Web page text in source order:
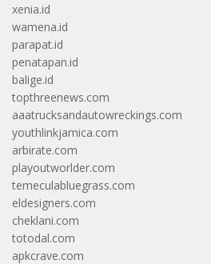
xenia.id
wamena.id
parapat.id
penatapan.id
balige.id
topthreenews.com
aaatrucksandautowreckings.com
youthlinkjamica.com
arbirate.com
playoutworlder.com
temeculabluegrass.com
eldesigners.com
cheklani.com
totodal.com
apkcrave.com